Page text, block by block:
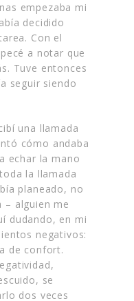
empezaba mi
decidido
Con el
a notar que
Tuve entonces
seguir siendo
una llamada
cómo andaba
echar la mano
la llamada
planeado, no
– alguien me
dudando, en mi
negativos:
de confort.
se
dos veces